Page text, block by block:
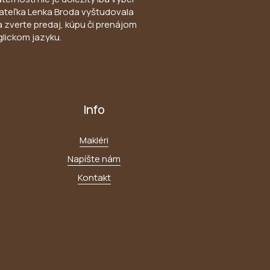
Lenka Broda vyštudovala
predaj, kúpu či prenájom
jazyku.
Info
Makléri
Napíšte nám
Kontakt